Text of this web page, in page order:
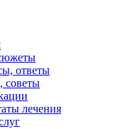
ответы
советы
лечения